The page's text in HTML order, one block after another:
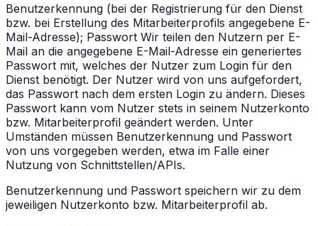
Benutzerkennung (bei der Registrierung für den Dienst
bzw. bei Erstellung des Mitarbeiterprofils angegebene E-
Mail-Adresse); Passwort Wir teilen den Nutzern per E-
Mail an die angegebene E-Mail-Adresse ein generiertes
Passwort mit, welches der Nutzer zum Login für den
Dienst benötigt. Der Nutzer wird von uns aufgefordert,
das Passwort nach dem ersten Login zu ändern. Dieses
Passwort kann vom Nutzer stets in seinem Nutzerkonto
bzw. Mitarbeiterprofil geändert werden. Unter
Umständen müssen Benutzerkennung und Passwort
von uns vorgegeben werden, etwa im Falle einer
Nutzung von Schnittstellen/APIs.
Benutzerkennung und Passwort speichern wir zu dem
jeweiligen Nutzerkonto bzw. Mitarbeiterprofil ab.